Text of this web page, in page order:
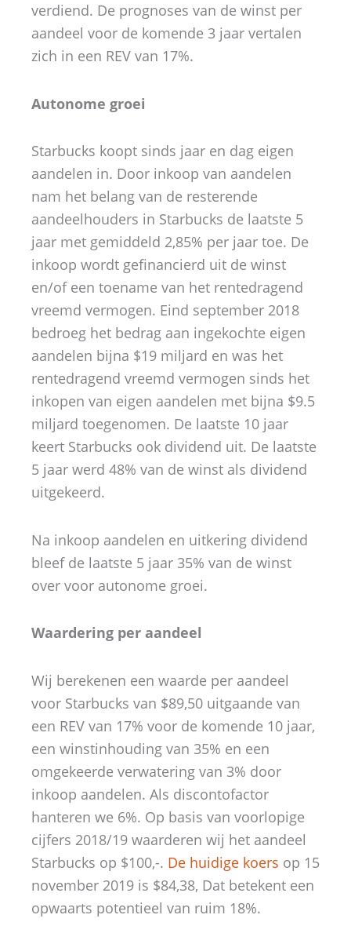
verdiend. De prognoses van de winst per
aandeel voor de komende 3 jaar vertalen
zich in een REV van 17%.
Autonome groei
Starbucks koopt sinds jaar en dag eigen
aandelen in. Door inkoop van aandelen
nam het belang van de resterende
aandeelhouders in Starbucks de laatste 5
jaar met gemiddeld 2,85% per jaar toe. De
inkoop wordt gefinancierd uit de winst
en/of een toename van het rentedragend
vreemd vermogen. Eind september 2018
bedroeg het bedrag aan ingekochte eigen
aandelen bijna $19 miljard en was het
rentedragend vreemd vermogen sinds het
inkopen van eigen aandelen met bijna $9.5
miljard toegenomen. De laatste 10 jaar
keert Starbucks ook dividend uit. De laatste
5 jaar werd 48% van de winst als dividend
uitgekeerd.
Na inkoop aandelen en uitkering dividend
bleef de laatste 5 jaar 35% van de winst
over voor autonome groei.
Waardering per aandeel
Wij berekenen een waarde per aandeel
voor Starbucks van $89,50 uitgaande van
een REV van 17% voor de komende 10 jaar,
een winstinhouding van 35% en een
omgekeerde verwatering van 3% door
inkoop aandelen. Als discontofactor
hanteren we 6%. Op basis van voorlopige
cijfers 2018/19 waarderen wij het aandeel
Starbucks op $100,-. De huidige koers op 15
november 2019 is $84,38, Dat betekent een
opwaarts potentieel van ruim 18%.